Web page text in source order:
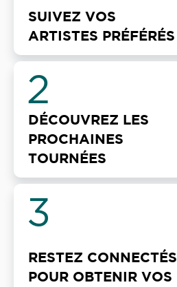
SUIVEZ VOS
ARTISTES PRÉFÉRÉS
2
DÉCOUVREZ LES
PROCHAINES
TOURNÉES
3
RESTEZ CONNECTÉS
POUR OBTENIR VOS